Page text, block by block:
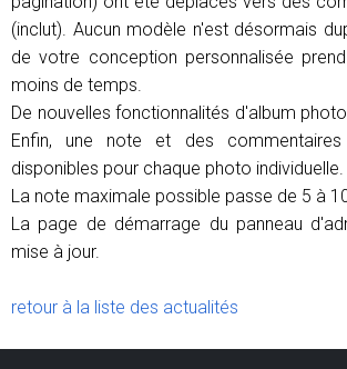
(inclut). Aucun modèle n'est désormais
de votre conception personnalisée
moins de temps.
De nouvelles fonctionnalités d'album
Enfin, une note et des
disponibles pour chaque photo individuelle.
La note maximale possible passe de 5 à
La page de démarrage du panneau
mise à jour.
retour à la liste des actualités